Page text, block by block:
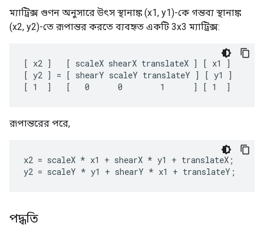
ম্যাট্রিক্স গুণন অনুসারে উৎস স্থানাঙ্ক (x1, y1)-কে গন্তব্য স্থানাঙ্ক
(x2, y2)-তে রূপান্তর করতে ব্যবহৃত একটি 3x3 ম্যাট্রিক্স:
[ x2 ]   [ scaleX shearX translateX ] [ x1 ]
[ y2 ] = [ shearY scaleY translateY ] [ y1 ]
[ 1  ]   [   0      0        1      ] [ 1  ]
রূপান্তরের পরে,
x2 = scaleX * x1 + shearX * y1 + translateX;
y2 = scaleY * y1 + shearY * x1 + translateY;
পদ্ধতি